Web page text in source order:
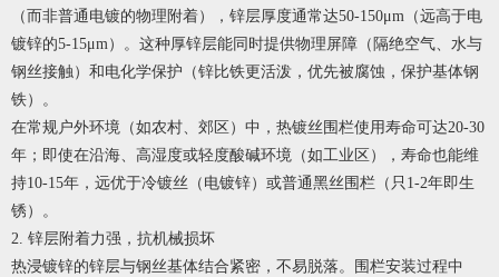
（而非普通电镀的物理附着），锌层厚度通常达50-150μm（远高于电
镀锌的5-15μm）。这种厚锌层能同时提供物理屏障（隔绝空气、水与
钢丝接触）和电化学保护（锌比铁更活泼，优先被腐蚀，保护基体钢
铁）。
在常规户外环境（如农村、郊区）中，热镀丝围栏使用寿命可达20-30
年；即使在沿海、高湿度或轻度酸碱环境（如工业区），寿命也能维
持10-15年，远优于冷镀丝（电镀锌）或普通黑丝围栏（只1-2年即生
锈）。
2. 锌层附着力强，抗机械损坏
热浸镀锌的锌层与钢丝基体结合紧密，不易脱落。围栏安装过程中